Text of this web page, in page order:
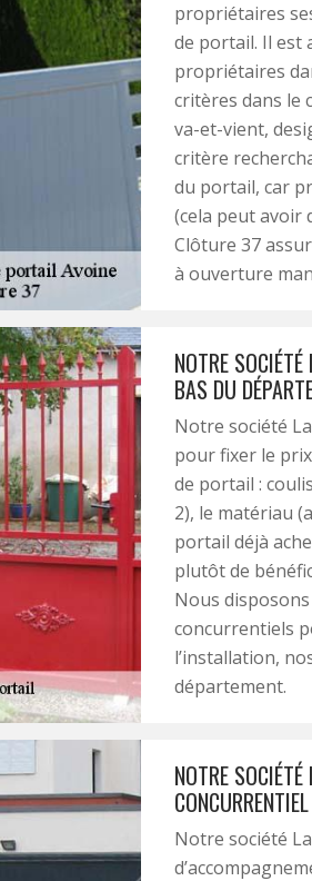
propriétaires
de portail. Il est
propriétaires
critères dans le
va-et-vient,
critère
du portail, car
(cela peut avoir
Clôture 37
à ouverture
NOTRE
BAS DU
Notre société
pour fixer le
de portail :
2), le matériau
portail déjà
plutôt de
Nous
concurrentiels
l’installation,
département.
NOTRE
Notre société